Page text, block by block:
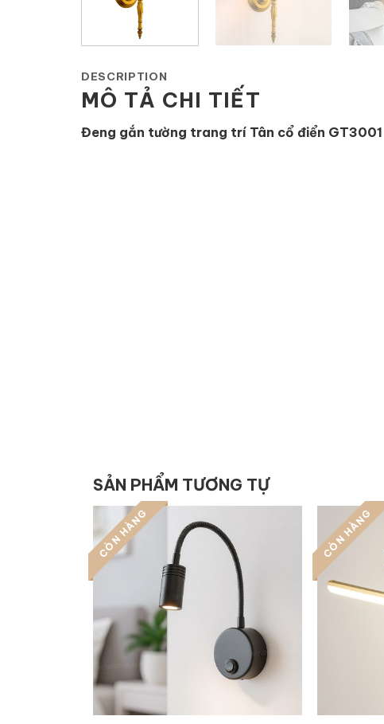
DESCRIPTION
MÔ TẢ CHI TIẾT
Đeng gắn tường trang trí Tân cổ điển GT3001
SẢN PHẨM TƯƠNG TỰ
CÒN HÀNG CÒN HÀNG